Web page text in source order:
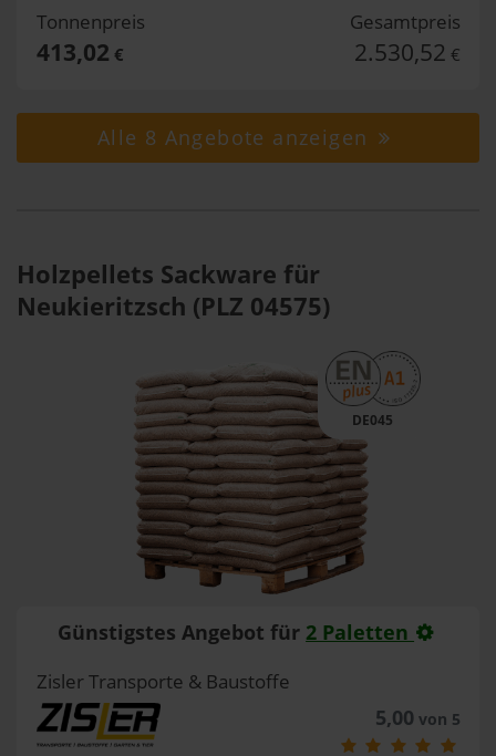
Tonnenpreis
413,02 €
Gesamtpreis
2.530,52 €
Alle 8 Angebote anzeigen
Holzpellets Sackware für
Neukieritzsch (PLZ 04575)
DE045
Günstigstes Angebot für 2 Paletten
Zisler Transporte & Baustoffe
5,00 von 5